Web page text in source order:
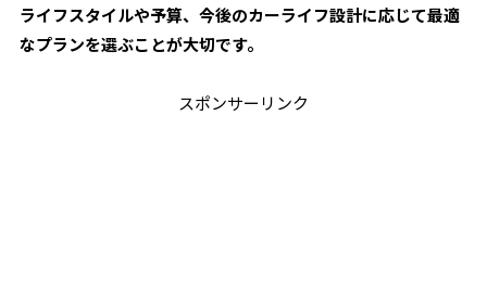
ライフスタイルや予算、今後のカーライフ設計に応じて最適
なプランを選ぶことが大切です。
スポンサーリンク